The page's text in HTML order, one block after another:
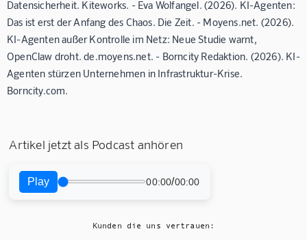
Datensicherheit. Kiteworks. - Eva Wolfangel. (2026). KI-Agenten:
Das ist erst der Anfang des Chaos. Die Zeit. - Moyens.net. (2026).
KI-Agenten außer Kontrolle im Netz: Neue Studie warnt,
OpenClaw droht. de.moyens.net. - Borncity Redaktion. (2026). KI-
Agenten stürzen Unternehmen in Infrastruktur-Krise.
Borncity.com.
Artikel jetzt als Podcast anhören
Play 00:00/00:00
Kunden die uns vertrauen: